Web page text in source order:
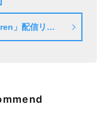
」配信リン